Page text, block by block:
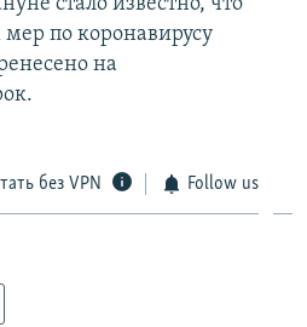
по коронавирусу
на
без VPN Follow us